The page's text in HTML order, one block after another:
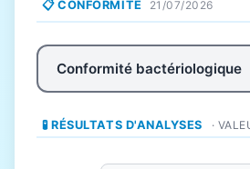
📋 CONFORMITÉ 21/07/2026
Conformité bactériologique
🧪 RÉSULTATS D'ANALYSES ·